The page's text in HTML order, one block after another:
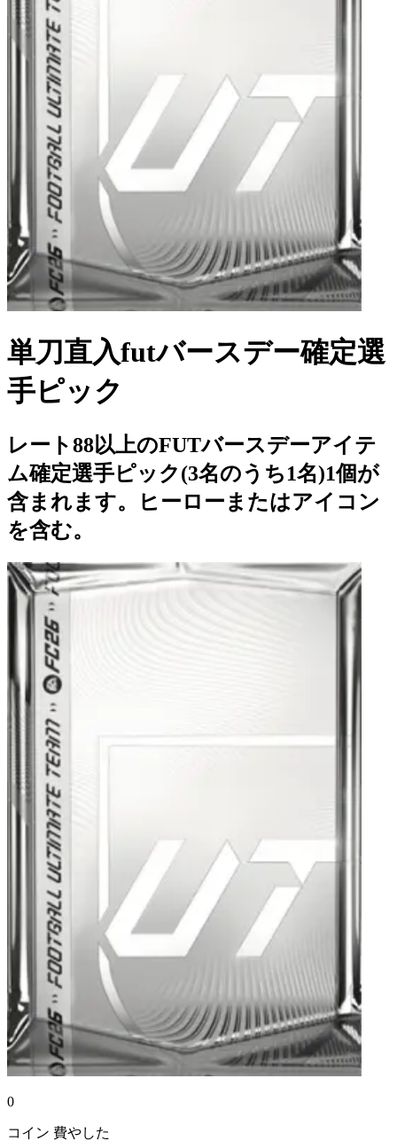
単刀直入futバースデー確定選
手ピック
レート88以上のFUTバースデーアイテ
ム確定選手ピック(3名のうち1名)1個が
含まれます。ヒーローまたはアイコン
を含む。
0
コイン 費やした